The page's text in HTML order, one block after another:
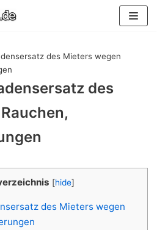
des Mieters wegen
des
[hide]
des Mieters wegen